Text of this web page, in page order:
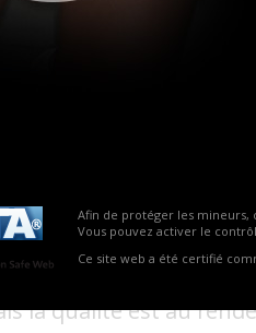
Afin de protéger les mineurs,
Vous pouvez activer le
Ce site web a été certifié
sécurité.
tissu ultra-doux
et un
ml
sur le haut de
la qualité est au